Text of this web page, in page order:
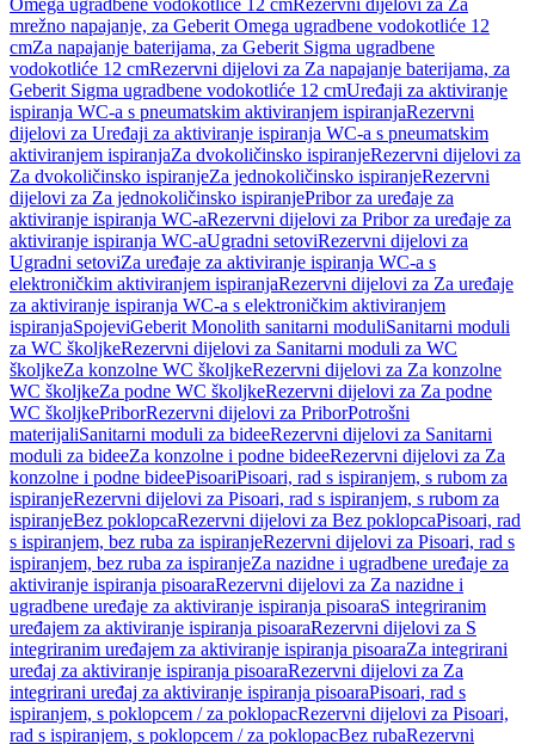
Omega ugradbene vodokotliće 12 cmRezervni dijelovi za Za
mrežno napajanje, za Geberit Omega ugradbene vodokotliće 12
cmZa napajanje baterijama, za Geberit Sigma ugradbene
vodokotliće 12 cmRezervni dijelovi za Za napajanje baterijama, za
Geberit Sigma ugradbene vodokotliće 12 cmUređaji za aktiviranje
ispiranja WC-a s pneumatskim aktiviranjem ispiranjaRezervni
dijelovi za Uređaji za aktiviranje ispiranja WC-a s pneumatskim
aktiviranjem ispiranjaZa dvokoličinsko ispiranjeRezervni dijelovi za
Za dvokoličinsko ispiranjeZa jednokoličinsko ispiranjeRezervni
dijelovi za Za jednokoličinsko ispiranjePribor za uređaje za
aktiviranje ispiranja WC-aRezervni dijelovi za Pribor za uređaje za
aktiviranje ispiranja WC-aUgradni setoviRezervni dijelovi za
Ugradni setoviZa uređaje za aktiviranje ispiranja WC-a s
elektroničkim aktiviranjem ispiranjaRezervni dijelovi za Za uređaje
za aktiviranje ispiranja WC-a s elektroničkim aktiviranjem
ispiranjaSpojeviGeberit Monolith sanitarni moduliSanitarni moduli
za WC školjkeRezervni dijelovi za Sanitarni moduli za WC
školjkeZa konzolne WC školjkeRezervni dijelovi za Za konzolne
WC školjkeZa podne WC školjkeRezervni dijelovi za Za podne
WC školjkePriborRezervni dijelovi za PriborPotrošni
materijaliSanitarni moduli za bideeRezervni dijelovi za Sanitarni
moduli za bideeZa konzolne i podne bideeRezervni dijelovi za Za
konzolne i podne bideePisoariPisoari, rad s ispiranjem, s rubom za
ispiranjeRezervni dijelovi za Pisoari, rad s ispiranjem, s rubom za
ispiranjeBez poklopcaRezervni dijelovi za Bez poklopcaPisoari, rad
s ispiranjem, bez ruba za ispiranjeRezervni dijelovi za Pisoari, rad s
ispiranjem, bez ruba za ispiranjeZa nazidne i ugradbene uređaje za
aktiviranje ispiranja pisoaraRezervni dijelovi za Za nazidne i
ugradbene uređaje za aktiviranje ispiranja pisoaraS integriranim
uređajem za aktiviranje ispiranja pisoaraRezervni dijelovi za S
integriranim uređajem za aktiviranje ispiranja pisoaraZa integrirani
uređaj za aktiviranje ispiranja pisoaraRezervni dijelovi za Za
integrirani uređaj za aktiviranje ispiranja pisoaraPisoari, rad s
ispiranjem, s poklopcem / za poklopacRezervni dijelovi za Pisoari,
rad s ispiranjem, s poklopcem / za poklopacBez rubaRezervni